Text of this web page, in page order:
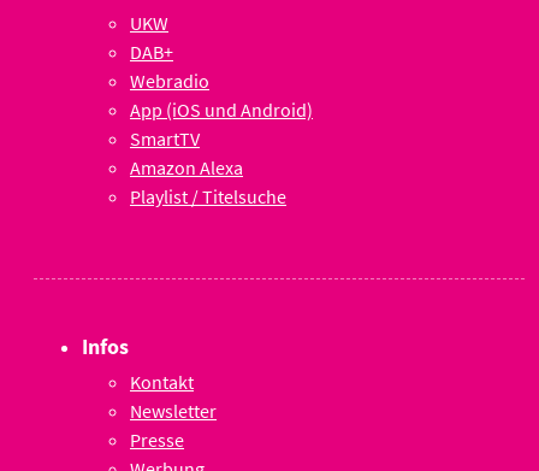
UKW
DAB+
Webradio
App (iOS und Android)
SmartTV
Amazon Alexa
Playlist / Titelsuche
Infos
Kontakt
Newsletter
Presse